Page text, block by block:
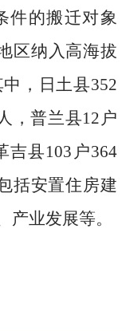
件的搬迁对象
区纳入高海拔
，日土县352
，普兰县12 户
吉县103 户364
括安置住房建
业发展等。